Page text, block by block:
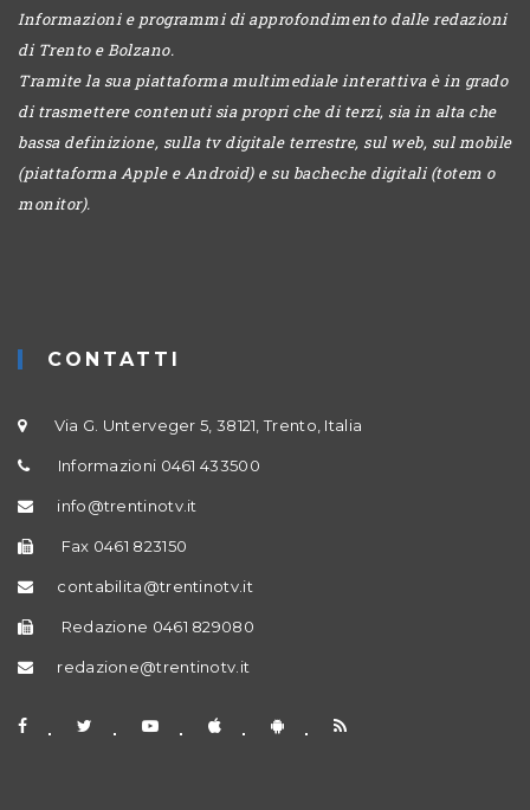
Informazioni e programmi di approfondimento dalle redazioni
di Trento e Bolzano.
Tramite la sua piattaforma multimediale interattiva è in grado
di trasmettere contenuti sia propri che di terzi, sia in alta che
bassa definizione, sulla tv digitale terrestre, sul web, sul mobile
(piattaforma Apple e Android) e su bacheche digitali (totem o
monitor).
CONTATTI
Via G. Unterveger 5, 38121, Trento, Italia
Informazioni 0461 433500
info@trentinotv.it
Fax 0461 823150
contabilita@trentinotv.it
Redazione 0461 829080
redazione@trentinotv.it